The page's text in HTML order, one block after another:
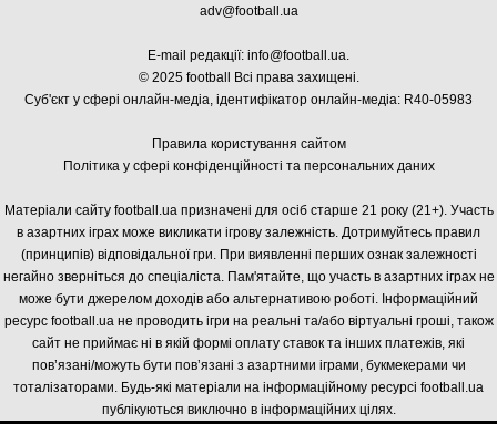
adv@football.ua
E-mail редакції: info@football.ua.
© 2025 football Всі права захищені.
Суб'єкт у сфері онлайн-медіа, ідентифікатор онлайн-медіа: R40-05983
Правила користування сайтом
Політика у сфері конфіденційності та персональних даних
Матеріали сайту football.ua призначені для осіб старше 21 року (21+). Участь
в азартних іграх може викликати ігрову залежність. Дотримуйтесь правил
(принципів) відповідальної гри. При виявленні перших ознак залежності
негайно зверніться до спеціаліста. Пам'ятайте, що участь в азартних іграх не
може бути джерелом доходів або альтернативою роботі. Інформаційний
ресурс football.ua не проводить ігри на реальні та/або віртуальні гроші, також
сайт не приймає ні в якій формі оплату ставок та інших платежів, які
пов’язані/можуть бути пов’язані з азартними іграми, букмекерами чи
тоталізаторами. Будь-які матеріали на інформаційному ресурсі football.ua
публікуються виключно в інформаційних цілях.